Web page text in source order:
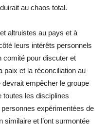
au chaos total.
altruistes au pays et à
leurs intérêts personnels
comité pour discuter et
paix et la réconciliation au
empêcher le groupe
toutes les disciplines
expérimentées de
similaire et l’ont surmontée